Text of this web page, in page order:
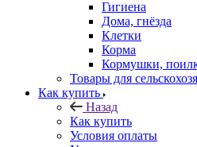
Гигиена
Дома, гнёзда
Клетки
Корма
Кормушки,
Товары для
Как купить
Назад
Как купить
Условия оплаты